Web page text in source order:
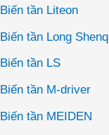
tần Liteon
tần Long Shenq
tần LS
tần M-driver
tần MEIDEN